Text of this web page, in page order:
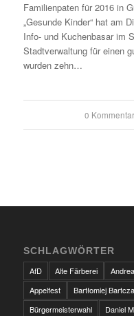
Familienpaten für 2016 in
„Gesunde Kinder“ hat am
Info- und Kuchenbasar im
Stadtverwaltung für einen
wurden zehn…
0 /
SCHLAGWÖRTER
AfD
Alte Färberei
Appelfest
Bartłomiej
Bürgermeisterwahl
Daniel